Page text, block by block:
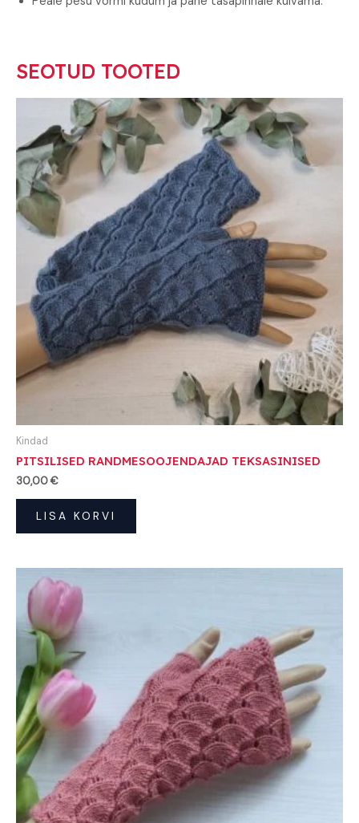
SEOTUD TOOTED
Kindad
PITSILISED RANDMESOOJENDAJAD TEKSASINISED
30,00€
LISA KORVI